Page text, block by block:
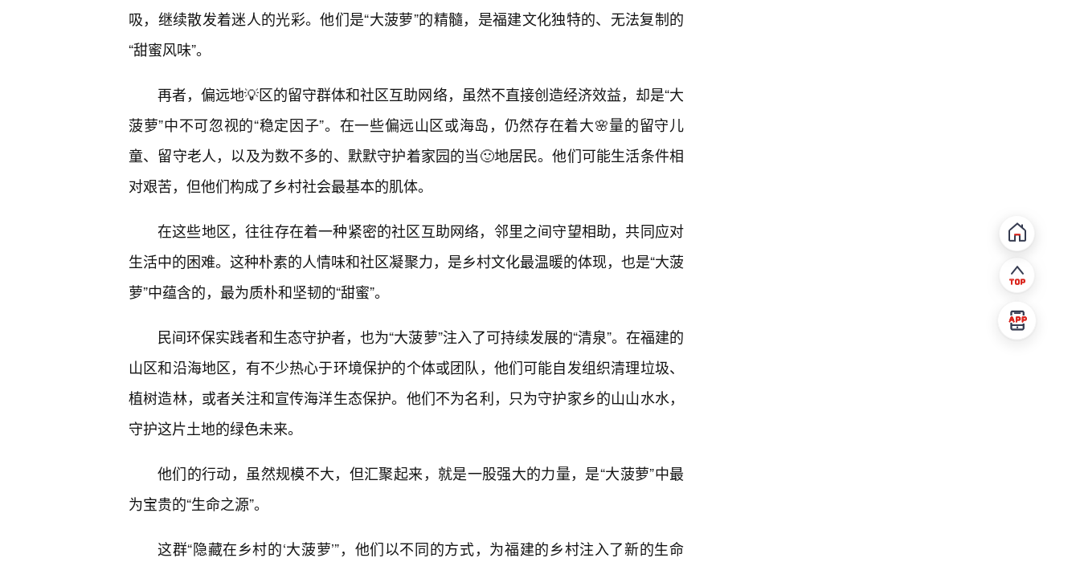
吸，继续散发着迷人的光彩。他们是“大菠萝”的精髓，是福建文化独特的、无法复制的
“甜蜜风味”。
再者，偏远地💡区的留守群体和社区互助网络，虽然不直接创造经济效益，却是“大
菠萝”中不可忽视的“稳定因子”。在一些偏远山区或海岛，仍然存在着大🌸量的留守儿
童、留守老人，以及为数不多的、默默守护着家园的当🙂地居民。他们可能生活条件相
对艰苦，但他们构成了乡村社会最基本的肌体。
在这些地区，往往存在着一种紧密的社区互助网络，邻里之间守望相助，共同应对
生活中的困难。这种朴素的人情味和社区凝聚力，是乡村文化最温暖的体现，也是“大菠
萝”中蕴含的，最为质朴和坚韧的“甜蜜”。
民间环保实践者和生态守护者，也为“大菠萝”注入了可持续发展的“清泉”。在福建的
山区和沿海地区，有不少热心于环境保护的个体或团队，他们可能自发组织清理垃圾、
植树造林，或者关注和宣传海洋生态保护。他们不为名利，只为守护家乡的山山水水，
守护这片土地的绿色未来。
他们的行动，虽然规模不大，但汇聚起来，就是一股强大的力量，是“大菠萝”中最
为宝贵的“生命之源”。
这群“隐藏在乡村的‘大菠萝’”，他们以不同的方式，为福建的乡村注入了新的生命